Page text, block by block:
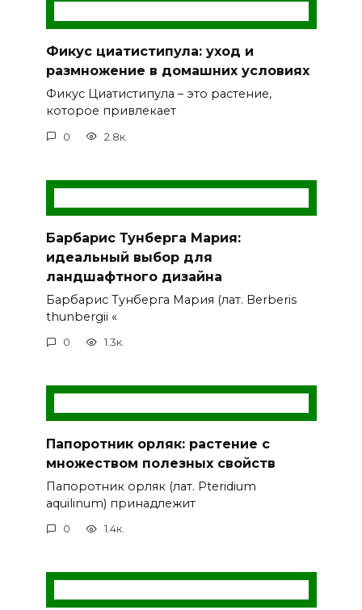
Фикус циатистипула: уход и
размножение в домашних условиях
Фикус Циатистипула – это растение,
которое привлекает
0 2.8к.
Барбарис Тунберга Мария:
идеальный выбор для
ландшафтного дизайна
Барбарис Тунберга Мария (лат. Berberis
thunbergii «
0 1.3к.
Папоротник орляк: растение с
множеством полезных свойств
Папоротник орляк (лат. Pteridium
aquilinum) принадлежит
0 1.4к.